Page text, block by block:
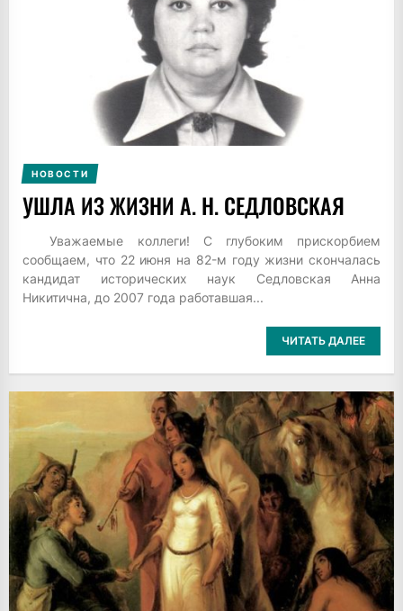
НОВОСТИ
УШЛА ИЗ ЖИЗНИ А. Н. СЕДЛОВСКАЯ
Уважаемые коллеги! С глубоким прискорбием
сообщаем, что 22 июня на 82-м году жизни скончалась
кандидат исторических наук Седловская Анна
Никитична, до 2007 года работавшая...
ЧИТАТЬ ДАЛЕЕ